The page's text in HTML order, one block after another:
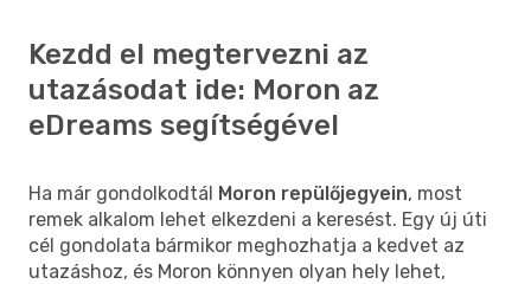
Kezdd el megtervezni az
utazásodat ide: Moron az
eDreams segítségével
Ha már gondolkodtál Moron repülőjegyein, most
remek alkalom lehet elkezdeni a keresést. Egy új úti
cél gondolata bármikor meghozhatja a kedvet az
utazáshoz, és Moron könnyen olyan hely lehet,